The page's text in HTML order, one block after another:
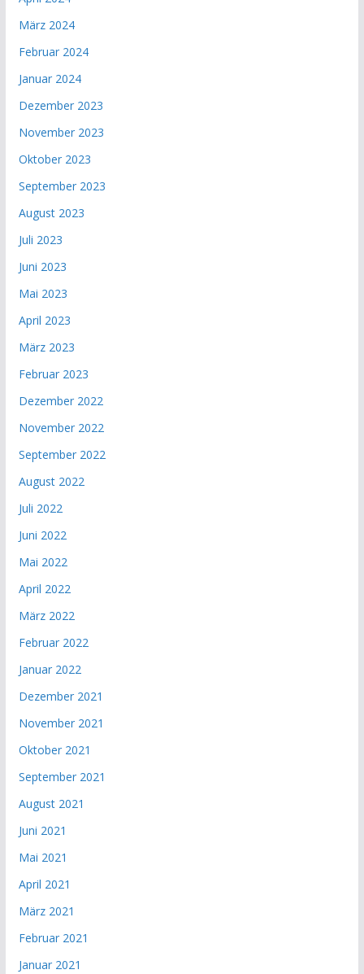
März 2024
Februar 2024
Januar 2024
Dezember 2023
November 2023
Oktober 2023
September 2023
August 2023
Juli 2023
Juni 2023
Mai 2023
April 2023
März 2023
Februar 2023
Dezember 2022
November 2022
September 2022
August 2022
Juli 2022
Juni 2022
Mai 2022
April 2022
März 2022
Februar 2022
Januar 2022
Dezember 2021
November 2021
Oktober 2021
September 2021
August 2021
Juni 2021
Mai 2021
April 2021
März 2021
Februar 2021
Januar 2021